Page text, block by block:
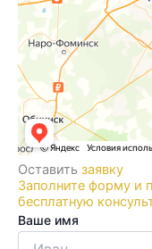
Оставить заявку
Заполните форму и
бесплатную
Ваше имя